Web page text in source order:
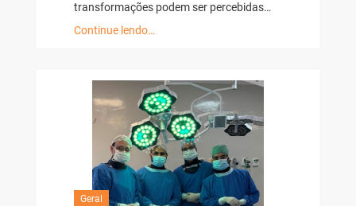
transformações podem ser percebidas…
Continue lendo…
Geral